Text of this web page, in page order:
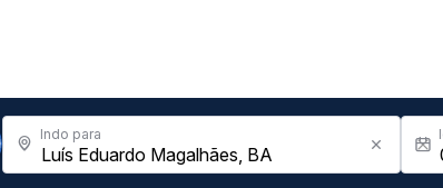
Indo para